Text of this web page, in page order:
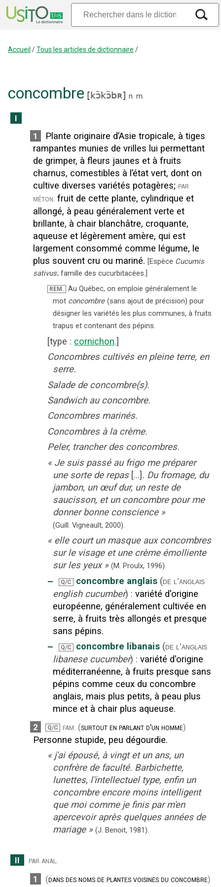
Accueil /Tous les articles de dictionnaire /
concombre [kɔ̃kɔ̃bʀ] n. m.
I
1
Plante originaire d’Asie tropicale, à tiges
rampantes munies de vrilles lui permettant
de grimper, à fleurs jaunes et à fruits
charnus, comestibles à l’état vert, dont on
cultive diverses variétés potagères; par
méton. fruit de cette plante, cylindrique et
allongé, à peau généralement verte et
brillante, à chair blanchâtre, croquante,
aqueuse et légèrement amère, qui est
largement consommé comme légume, le
plus souvent cru ou mariné. [Espèce Cucumis
sativus; famille des cucurbitacées.
REM.
Au Québec, on emploie généralement le
mot concombre (sans ajout de précision) pour
désigner les variétés les plus communes, à fruits
trapus et contenant des pépins.
[type : cornichon.]
Concombres cultivés en pleine terre, en
serre.
Salade de concombre(s).
Sandwich au concombre.
Concombres marinés.
Concombres à la crème.
Peler, trancher des concombres.
« Je suis passé au frigo me préparer
une sorte de repas [...]. Du fromage, du
jambon, un œuf dur, un reste de
saucisson, et un concombre pour me
donner bonne conscience »
(Guill. Vigneault, 2000).
« elle court un masque aux concombres
sur le visage et une crème émolliente
sur les yeux » (M. Proulx, 1996).
‒ Q/C concombre anglais (de l’anglais
english cucumber) : variété d'origine
européenne, généralement cultivée en
serre, à fruits très allongés et presque
sans pépins.
‒ Q/C concombre libanais (de l’anglais
libanese cucumber) : variété d'origine
méditerranéenne, à fruits presque sans
pépins comme ceux du concombre
anglais, mais plus petits, à peau plus
mince et à chair plus aqueuse.
2 Q/C fam. (surtout en parlant d’un homme)
Personne stupide, peu dégourdie.
« j'ai épousé, à vingt et un ans, un
confrère de faculté. Barbichette,
lunettes, l'intellectuel type, enfin un
concombre encore moins intelligent
que moi comme je finis par m'en
apercevoir après quelques années de
mariage » (J. Benoit, 1981).
II
par anal.
1
(dans des noms de plantes voisines du concombre)